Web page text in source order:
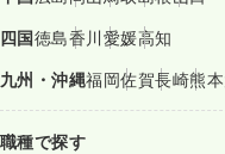
四国徳島香川愛媛高知
九州・沖縄福岡佐賀長崎熊本
職種で探す